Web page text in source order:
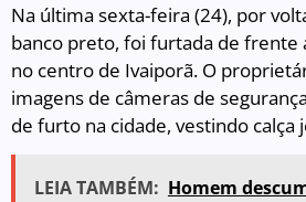
Na última sexta-feira (24), por
banco preto, foi furtada de frente
no centro de Ivaiporã. O
imagens de câmeras de
de furto na cidade, vestindo calça
LEIA TAMBÉM: Homem